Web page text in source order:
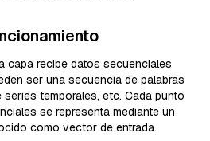
capa recibe datos secuenciales
ser una secuencia de palabras
temporales, etc. Cada punto
se representa mediante un
como vector de entrada.